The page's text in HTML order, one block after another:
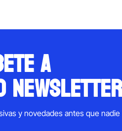
a
y novedades antes que nadie